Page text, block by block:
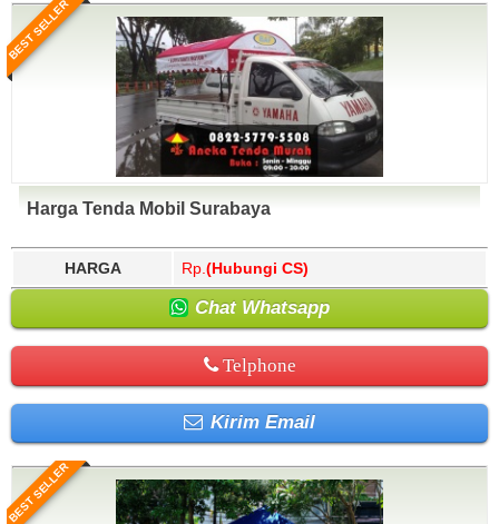
BEST SELLER
Harga Tenda Mobil Surabaya
HARGA Rp. (Hubungi CS)
Chat Whatsapp
Telphone
Kirim Email
BEST SELLER